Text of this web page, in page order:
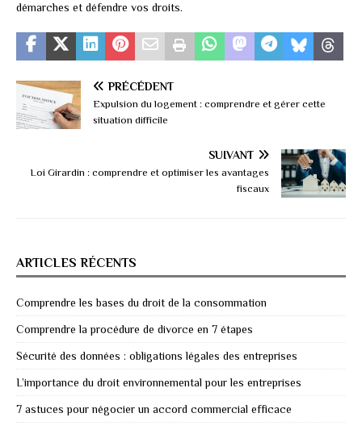
démarches et défendre vos droits.
PRÉCÉDENT
Expulsion du logement : comprendre et gérer cette
situation difficile
SUIVANT
Loi Girardin : comprendre et optimiser les avantages
fiscaux
ARTICLES RÉCENTS
Comprendre les bases du droit de la consommation
Comprendre la procédure de divorce en 7 étapes
Sécurité des données : obligations légales des entreprises
L’importance du droit environnemental pour les entreprises
7 astuces pour négocier un accord commercial efficace